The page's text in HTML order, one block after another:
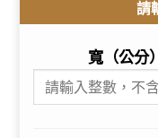
請
寬（公分